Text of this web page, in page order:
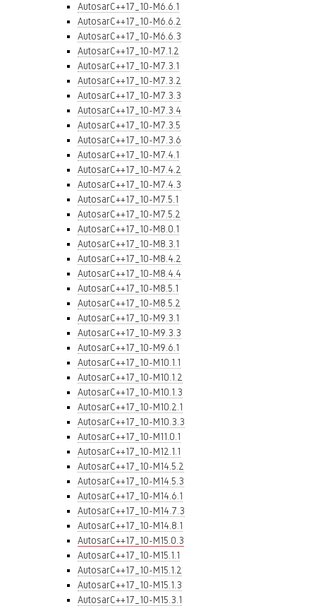
AutosarC++17_10-M6.6.1
AutosarC++17_10-M6.6.2
AutosarC++17_10-M6.6.3
AutosarC++17_10-M7.1.2
AutosarC++17_10-M7.3.1
AutosarC++17_10-M7.3.2
AutosarC++17_10-M7.3.3
AutosarC++17_10-M7.3.4
AutosarC++17_10-M7.3.5
AutosarC++17_10-M7.3.6
AutosarC++17_10-M7.4.1
AutosarC++17_10-M7.4.2
AutosarC++17_10-M7.4.3
AutosarC++17_10-M7.5.1
AutosarC++17_10-M7.5.2
AutosarC++17_10-M8.0.1
AutosarC++17_10-M8.3.1
AutosarC++17_10-M8.4.2
AutosarC++17_10-M8.4.4
AutosarC++17_10-M8.5.1
AutosarC++17_10-M8.5.2
AutosarC++17_10-M9.3.1
AutosarC++17_10-M9.3.3
AutosarC++17_10-M9.6.1
AutosarC++17_10-M10.1.1
AutosarC++17_10-M10.1.2
AutosarC++17_10-M10.1.3
AutosarC++17_10-M10.2.1
AutosarC++17_10-M10.3.3
AutosarC++17_10-M11.0.1
AutosarC++17_10-M12.1.1
AutosarC++17_10-M14.5.2
AutosarC++17_10-M14.5.3
AutosarC++17_10-M14.6.1
AutosarC++17_10-M14.7.3
AutosarC++17_10-M14.8.1
AutosarC++17_10-M15.0.3
AutosarC++17_10-M15.1.1
AutosarC++17_10-M15.1.2
AutosarC++17_10-M15.1.3
AutosarC++17_10-M15.3.1